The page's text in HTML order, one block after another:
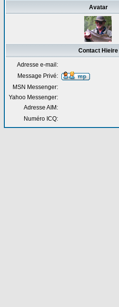
Avatar
Contact Hieire
Adresse e-mail:
Message Privé:
MSN Messenger:
Yahoo Messenger:
Adresse AIM:
Numéro ICQ: